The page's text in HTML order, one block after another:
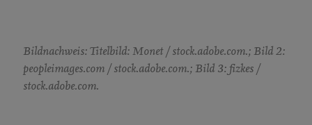
Bildnachweis: Titelbild: Monet / stock.adobe.com.; Bild 2:
peopleimages.com / stock.adobe.com.; Bild 3: fizkes /
stock.adobe.com.